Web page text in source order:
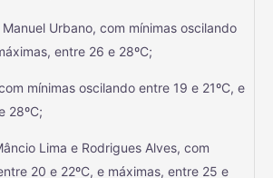
Urbano, com mínimas oscilando
entre 26 e 28ºC;
mínimas oscilando entre 19 e 21ºC, e
28ºC;
Lima e Rodrigues Alves, com
20 e 22ºC, e máximas, entre 25 e